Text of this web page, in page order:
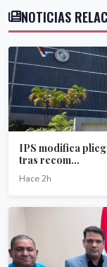
NOTICIAS
IPS modifica
tras recom...
Hace 2h